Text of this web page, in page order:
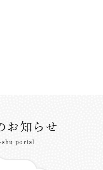
お知らせ
portal